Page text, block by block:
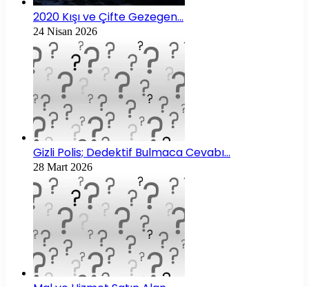
2020 Kışı ve Çifte Gezegen…
24 Nisan 2026
Gizli Polis; Dedektif Bulmaca Cevabı…
28 Mart 2026